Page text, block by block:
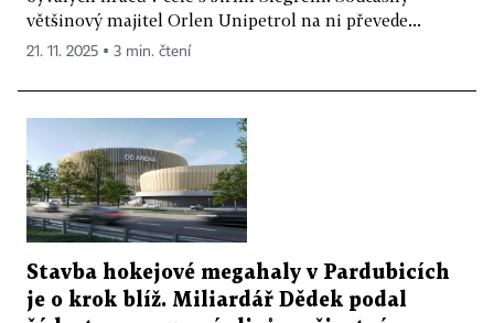
většinový majitel Orlen Unipetrol na ni převede...
21. 11. 2025 ▪ 3 min. čtení
Stavba hokejové megahaly v Pardubicích
je o krok blíž. Miliardář Dědek podal